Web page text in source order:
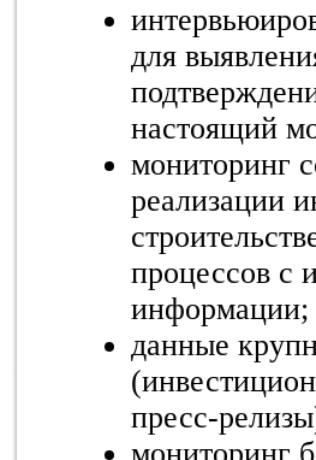
для
настоящий
мониторинг
реализации
процессов с
информации;
данные
пресс-
мониторинг